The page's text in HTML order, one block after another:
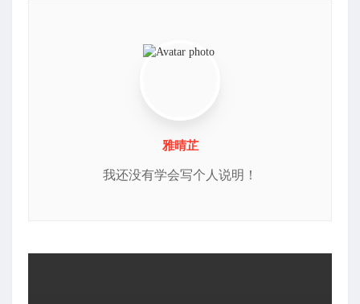
雅晴芷
我还没有学会写个人说明！